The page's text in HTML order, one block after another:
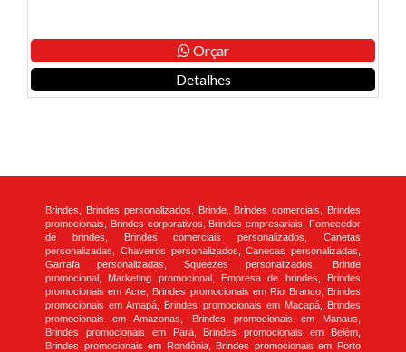
Orçar
Detalhes
Brindes, Brindes personalizados, Brinde, Brindes comerciais, Brindes
promocionais, Brindes corporativos, Brindes empresariais, Fornecedor
de brindes, Brindes comerciais personalizados, Canetas
personalizadas, Chaveiros personalizados, Canecas personalizadas,
Garrafa personalizadas, Squeezes personalizados, Brinde
promocional, Marketing promocional, Empresa de brindes, Brindes
promocionais em Acre, Brindes promocionais em Rio Branco, Brindes
promocionais em Amapá, Brindes promocionais em Macapá, Brindes
promocionais em Amazonas, Brindes promocionais em Manaus,
Brindes promocionais em Pará, Brindes promocionais em Belém,
Brindes promocionais em Rondônia, Brindes promocionais em Porto